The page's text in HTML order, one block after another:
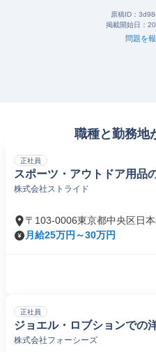
原稿ID：
掲載開始日：
問題を
職種と勤務地
正社員
スポーツ・アウトドア用品
株式会社ストライド
〒103-0006東京都中央区日
月給25万円～30万円
正社員
ジョエル・ロブションでの
株式会社フォーシーズ